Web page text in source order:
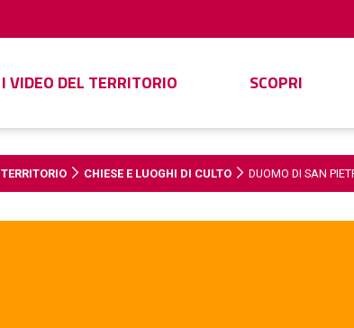
I VIDEO DEL TERRITORIO SCOPRI
TERRITORIO CHIESE E LUOGHI DI CULTO DUOMO DI SAN